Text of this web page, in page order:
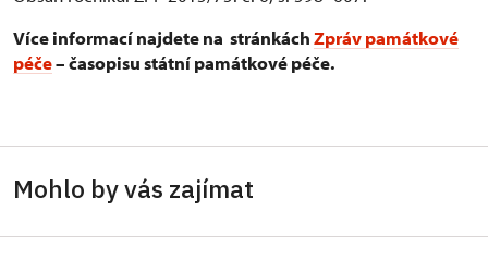
Více informací najdete na stránkáchZpráv památkové
péče– časopisu státní památkové péče.
Mohlo by vás zajímat